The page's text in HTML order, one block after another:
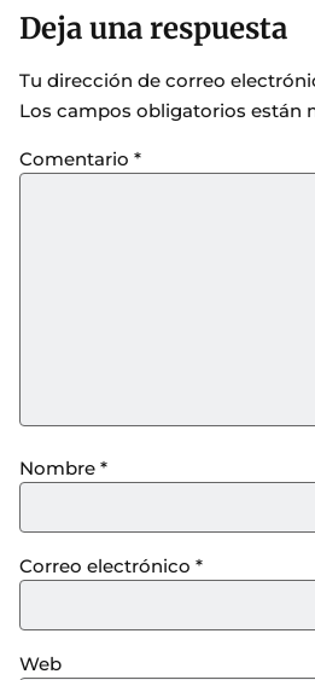
Deja una respuesta
Tu dirección de correo
Los campos obligatorios están
Comentario *
Nombre *
Correo electrónico *
Web